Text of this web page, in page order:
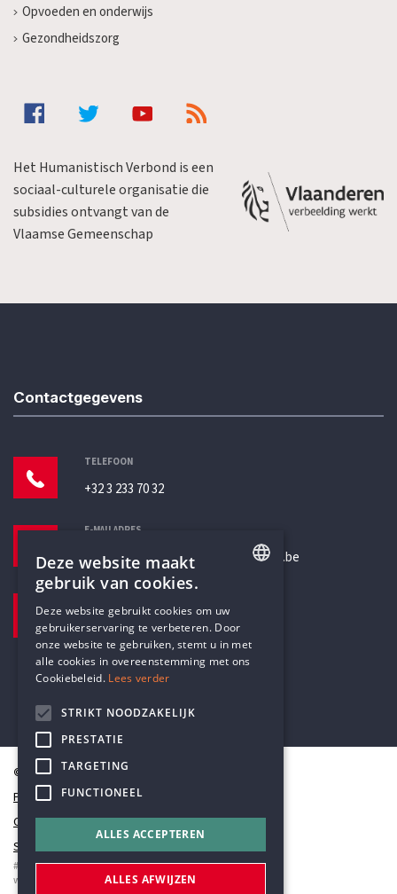
Opvoeden en onderwijs
Gezondheidszorg
Het Humanistisch Verbond is een
sociaal-culturele organisatie die
subsidies ontvangt van de
Vlaamse Gemeenschap
Contactgegevens
TELEFOON
+32 3 233 70 32
E-MAILADRES
secretariaat@humanistischverbond.be
Pottenbrug 4
Antwerpen, 2000
© Humanistisch Verbond 2026
Privacy
Cookiestatement
Sitemap
#codedwithlove byCodelines
webapplicaties
mobiele apps&maatwerk websites
DUTCH
Deze website maakt
gebruik van cookies.
Deze website gebruikt cookies om uw
gebruikerservaring te verbeteren. Door
onze website te gebruiken, stemt u in met
alle cookies in overeenstemming met ons
Cookiebeleid. Lees verder
STRIKT NOODZAKELIJK
PRESTATIE
TARGETING
FUNCTIONEEL
ALLES ACCEPTEREN
ALLES AFWIJZEN